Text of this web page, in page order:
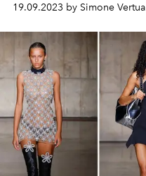
19.09.2023 by Simone Vertua